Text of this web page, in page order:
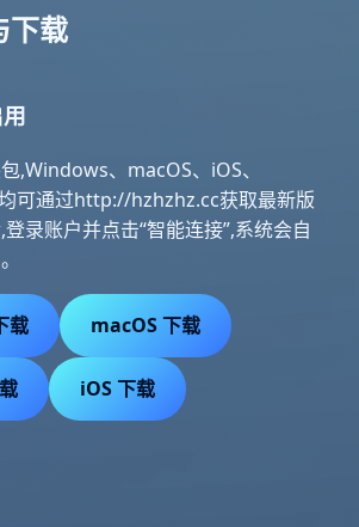
下载
,Windows、macOS、iOS、
可通过http://hzhzhz.cc获取最新版
录账户并点击“智能连接”,系统会自
载 macOS 下载
iOS 下载